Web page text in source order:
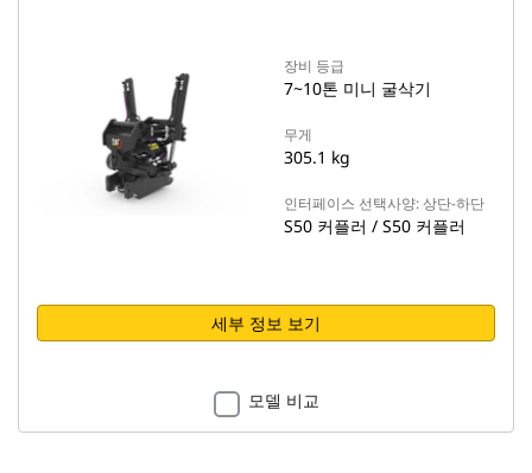
장비 등급
7~10톤 미니 굴삭기
무게
305.1 kg
인터페이스 선택사양: 상단-하단
S50 커플러 / S50 커플러
세부 정보 보기
모델 비교